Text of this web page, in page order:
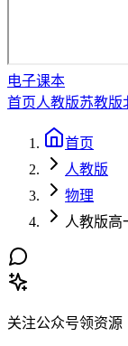
电子课本
首页人教版苏教版
首页
人教版
物理
人教版高
关注公众号领资源